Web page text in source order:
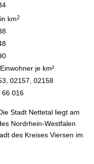
km2
je km²
02157, 02158
66 016
Stadt Nettetal liegt am
Nordrhein-Westfalen
des Kreises Viersen im